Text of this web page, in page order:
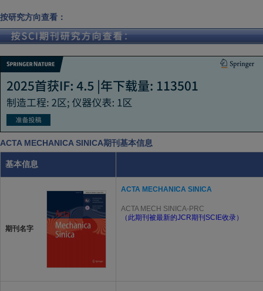
按研究方向查看：
ACTA MECHANICA SINICA期刊基本信息
基本信息
期刊名字
ACTA MECHANICA SINICA
ACTA MECH SINICA-PRC
（此期刊被最新的JCR期刊SCIE收录）